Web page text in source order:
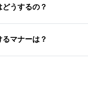
うするの？
マナーは？